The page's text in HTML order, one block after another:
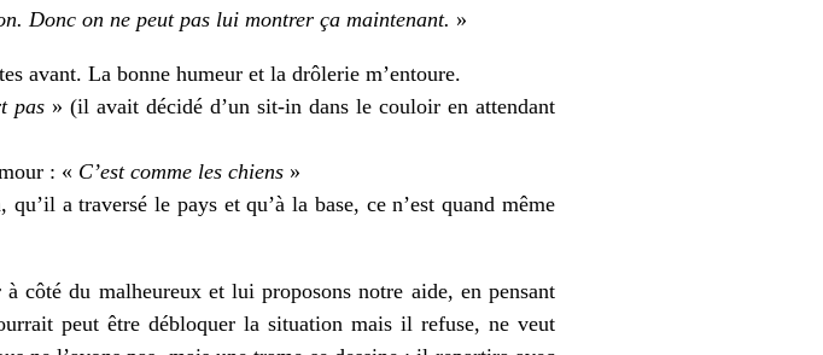
Donc on ne peut pas lui montrer ça maintenant. »
avant. La bonne humeur et la drôlerie m’entoure.
pas » (il avait décidé d’un sit-in dans le couloir en attendant
: « C’est comme les chiens »
a traversé le pays et qu’à la base, ce n’est quand même
côté du malheureux et lui proposons notre aide, en pensant
peut être débloquer la situation mais il refuse, ne veut